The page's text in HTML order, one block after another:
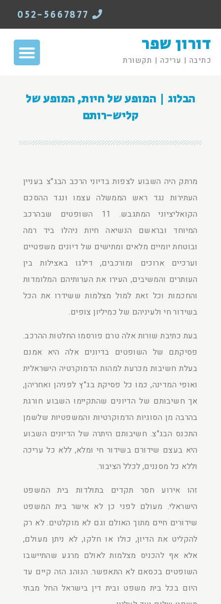
דורון שפר
כתיבה | עריכה | תקשורת
הבלוג | המופע של חיות, המופע של
קליש-רותם
מרתק היה השבוע לצפות בדיוני הרכב הבג"צ בעניין
העתירות נגד ראש הממשלה עצמו ונגד ההסכם
הקואליציוני המתגבש. 11 השופטים שבהרכב
המיוחד ובראשם הנשיאה חיות ניהלו ביד רמה
ובוטחת יומיים מלאים ומתישים של דיונים משפטיים
וערכיים ארוכים ומורכבים, דילגו באצילות בין
העותרים והמשיבים, העירו את הערותיהם המלומדות
והחכמות וכל זאת למול מצלמות ששידרו את הכל
בשידור חי ולעיניהם של כמיליון צופים.
בעת כתיבת שורות אלה טרם פורסמו החלטות ההרכב.
פסיקתם של השופטים בדיונים אלה היא אמנם
בעלת חשיבות מכרעת למהות הדמוקרטיה הישראלית
ואופי המדינה, כמו כל פסיקת בג"ץ לפניהן ואחריהן,
אך חשיבותם של הדיונים שהתקיימו השבוע חורגת
בהרבה מן הסוגיות הדמוקרטיות והמשפטיות שלשמן
התכנס הבג"צ. חשיבותם היתרה של הדיונים השבוע
היא בעצם שידורם בשידור חי ומלא, ללא כל עריכה
וללא כל מסננים, לכלל הציבור.
זהו אירוע חסר תקדים בתולדות בית המשפט
הישראלי. מעולם לפני כן לא אישר בית המשפט
שידורים חיים מתוך האולם וגם לא מוקלטים. לא רק
להקליט את הדיון, כולו או חלקו, לא ניתן מעולם,
אלא אף להכניס מצלמות לאולם מרגע שהתיישבו
השופטים בכסאם לא התאפשר. הנוהג הזה קיים עד
היום בכל בית משפט ובית דין בישראל החל מבתי